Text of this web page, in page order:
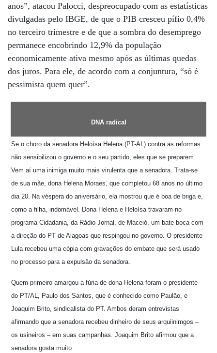
anos”, atacou Palocci, despreocupado com as estatísticas
divulgadas pelo IBGE, de que o PIB cresceu pífio 0,4%
no terceiro trimestre e de que a sombra do desemprego
permanece encobrindo 12,9% da população
economicamente ativa mesmo após as últimas quedas
dos juros. Para ele, de acordo com a conjuntura, “só é
pessimista quem quer”.
DNA radical
Se o choro da senadora Heloísa Helena (PT-AL) contra as reformas
não sensibilizou o governo e o seu partido, eles que se preparem.
Vem aí uma inimiga muito mais virulenta que a senadora. Trata-se
de sua mãe, dona Helena Moraes, que completou 68 anos no último
dia 20. Na véspera do aniversário, ela mostrou que é boa de briga e,
como a filha, indomável. Dona Helena e Heloísa travaram no
programa Cidadania, da Rádio Jornal, de Maceió, um bate-boca com
a direção do PT de Alagoas que respingou no governo. O presidente
Lula recebeu uma cópia com gravações do embate que será usado
no processo para a expulsão da senadora.
Quem primeiro amargou a fúria de dona Helena foram o presidente
do PT/AL, Paulo dos Santos, que é conhecido como Paulão, e
Joaquim Brito, sindicalista do PT. Ambos deram entrevistas
afirmando que a senadora recebeu dinheiro de seus arquiinimgos –
os usineiros – em suas campanhas. Joaquim Brito afirmou que a
senadora gosta muito